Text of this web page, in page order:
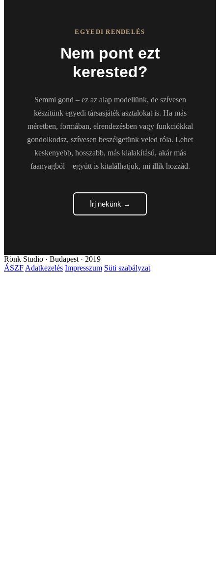
EGYEDI RENDELÉS
Nem pont ezt
kerested?
Semmi gond – ez az alap modellünk, de szívesen
készítünk egyedi társasjáték asztalokat is. Ha más
méretben, formában, elrendezésben vagy funkciókkal
gondolkodsz, szívesen beszélgetünk veled róla. Lehet
keskenyebb, hosszabb, más kialakítású, akár más
faanyagból – együtt is kitalálhatjuk, mi illik hozzád.
Írj nekünk →
Rönk Studio · Budapest · 2019
ÁSZF Adatkezelés Impresszum Süti szabályzat